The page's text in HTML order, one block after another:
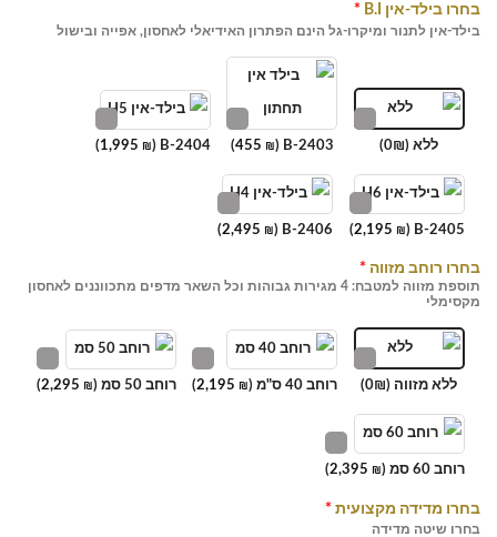
בחרו בילד-אין B.I *
בילד-אין לתנור ומיקרו-גל הינם הפתרון האידיאלי לאחסון, אפייה ובישול
ללא (0₪) B-2403 (
455 ₪
)
B-2404 (
1,995 ₪
)
B-2405 (
2,195 ₪
)
B-2406 (
2,495 ₪
)
בחרו רוחב מזווה *
תוספת מזווה למטבח: 4 מגירות גבוהות וכל השאר מדפים מתכווננים לאחסון
מקסימלי
ללא מזווה (0₪) רוחב 40 ס"מ ( 2,195 ₪
) רוחב 50 סמ ( 2,295 ₪
)
רוחב 60 סמ ( 2,395 ₪
)
בחרו מדידה מקצועית *
בחרו שיטה מדידה